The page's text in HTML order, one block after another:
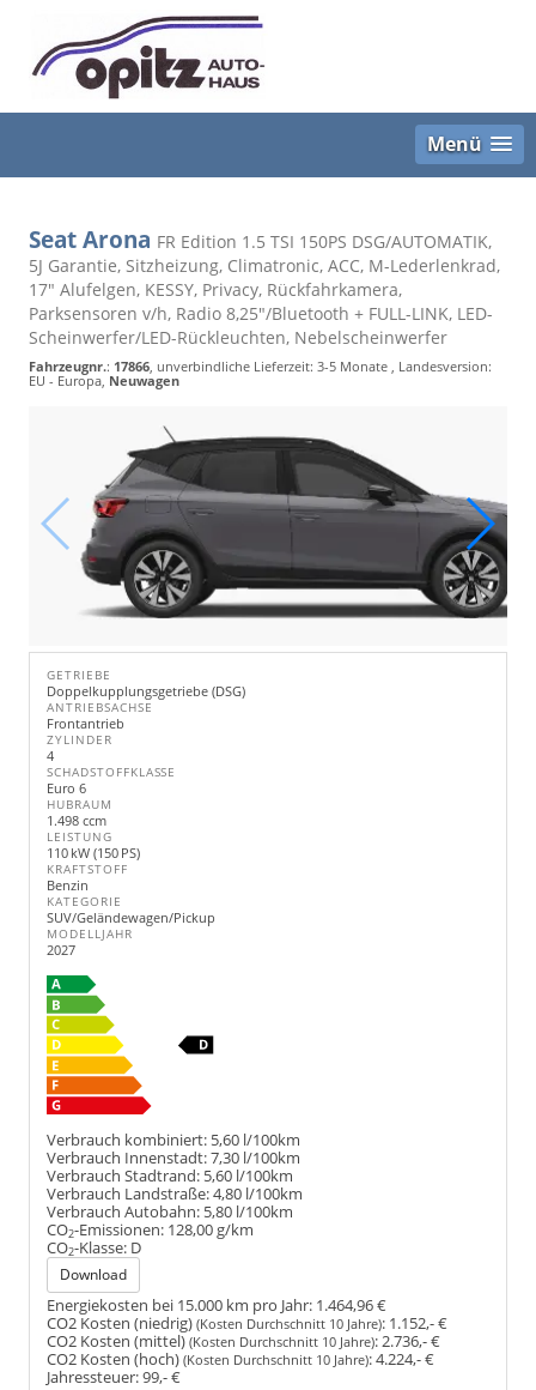
Menü
Seat Arona FR Edition 1.5 TSI 150PS DSG/AUTOMATIK,
5J Garantie, Sitzheizung, Climatronic, ACC, M-Lederlenkrad,
17" Alufelgen, KESSY, Privacy, Rückfahrkamera,
Parksensoren v/h, Radio 8,25"/Bluetooth + FULL-LINK, LED-
Scheinwerfer/LED-Rückleuchten, Nebelscheinwerfer
Fahrzeugnr.: 17866, unverbindliche Lieferzeit: 3-5 Monate , Landesversion:
EU - Europa, Neuwagen
GETRIEBE
Doppelkupplungsgetriebe (DSG)
ANTRIEBSACHSE
Frontantrieb
ZYLINDER
4
SCHADSTOFFKLASSE
Euro 6
HUBRAUM
1.498 ccm
LEISTUNG
110 kW (150 PS)
KRAFTSTOFF
Benzin
KATEGORIE
SUV/Geländewagen/Pickup
MODELLJAHR
2027
Verbrauch kombiniert: 5,60 l/100km
Verbrauch Innenstadt:7,30 l/100km
Verbrauch Stadtrand: 5,60 l/100km
Verbrauch Landstraße:4,80 l/100km
Verbrauch Autobahn: 5,80 l/100km
CO2-Emissionen: 128,00 g/km
CO2-Klasse: D
Download
Energiekosten bei 15.000 km pro Jahr: 1.464,96 €
CO2 Kosten (niedrig) (Kosten Durchschnitt 10 Jahre): 1.152,- €
CO2 Kosten (mittel) (Kosten Durchschnitt 10 Jahre):2.736,- €
CO2 Kosten (hoch) (Kosten Durchschnitt 10 Jahre):4.224,- €
Jahressteuer:99,- €